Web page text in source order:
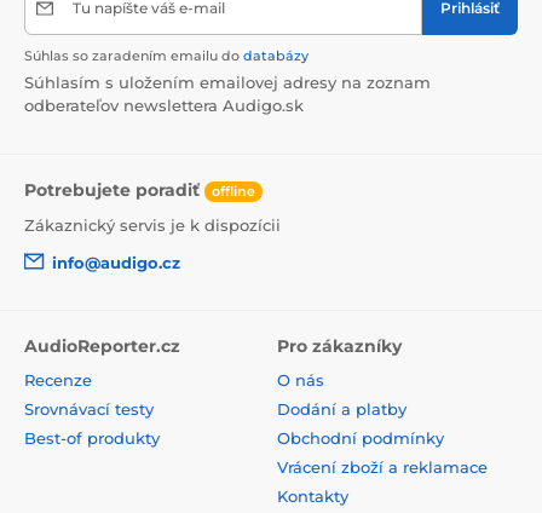
Produkt je zaradený v kategóriách
Na uši Sportovní
Bluetooth
Tu napíšte váš e-mail Prihlásiť
Súhlas so zaradením emailu do databázy
Súhlasím s uložením emailovej adresy na zoznam
odberateľov newslettera Audigo.sk
Potrebujete poradiť offline
Zákaznický servis je k dispozícii
info@audigo.cz
AudioReporter.cz
Recenze
Srovnávací testy
Best-of produkty
Pro zákazníky
O nás
Dodání a platby
Obchodní podmínky
Vrácení zboží a reklamace
Kontakty